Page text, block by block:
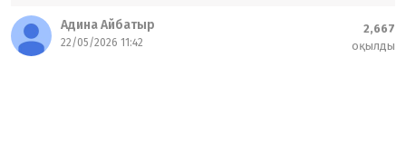
Адина Айбатыр
22/05/2026 11:42
2,667
оқылды